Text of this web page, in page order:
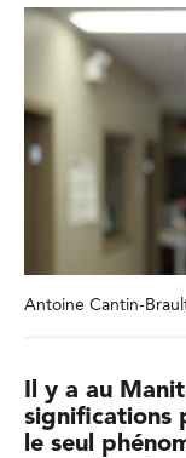
Antoine Cantin-
Il y a au
significations
le seul